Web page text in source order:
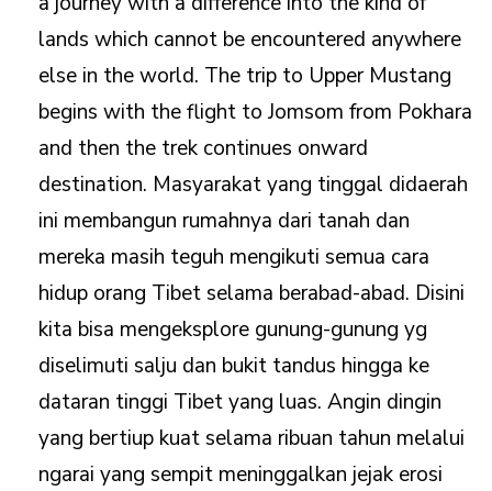
lands which cannot be encountered anywhere
else in the world. The trip to Upper Mustang
begins with the flight to Jomsom from Pokhara
and then the trek continues onward
destination. Masyarakat yang tinggal didaerah
ini membangun rumahnya dari tanah dan
mereka masih teguh mengikuti semua cara
hidup orang Tibet selama berabad-abad. Disini
kita bisa mengeksplore gunung-gunung yg
diselimuti salju dan bukit tandus hingga ke
dataran tinggi Tibet yang luas. Angin dingin
yang bertiup kuat selama ribuan tahun melalui
ngarai yang sempit meninggalkan jejak erosi